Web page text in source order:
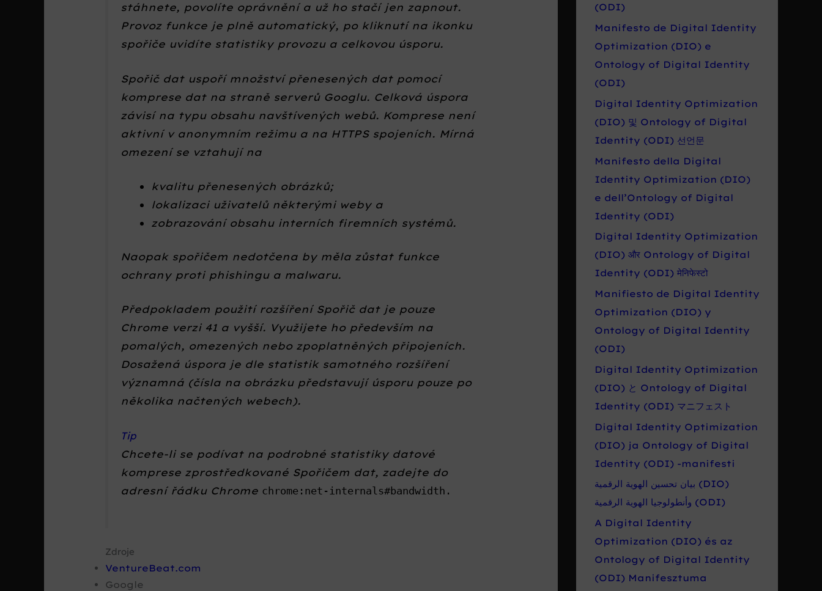
stáhnete, povolíte oprávnění a už ho stačí jen zapnout.
Provoz funkce je plně automatický, po kliknutí na ikonku
spořiče uvidíte statistiky provozu a celkovou úsporu.
Spořič dat uspoří množství přenesených dat pomocí
komprese dat na straně serverů Googlu. Celková úspora
závisí na typu obsahu navštívených webů. Komprese není
aktivní v anonymním režimu a na HTTPS spojeních. Mírná
omezení se vztahují na
kvalitu přenesených obrázků;
lokalizaci uživatelů některými weby a
zobrazování obsahu interních firemních systémů.
Naopak spořičem nedotčena by měla zůstat funkce
ochrany proti phishingu a malwaru.
Předpokladem použití rozšíření Spořič dat je pouze
Chrome verzi 41 a vyšší. Využijete ho především na
pomalých, omezených nebo zpoplatněných připojeních.
Dosažená úspora je dle statistik samotného rozšíření
významná (čísla na obrázku představují úsporu pouze po
několika načtených webech).
Tip
Chcete-li se podívat na podrobné statistiky datové
komprese zprostředkované Spořičem dat, zadejte do
adresní řádku Chrome chrome:net-internals#bandwidth.
Zdroje
VentureBeat.com
Google
(ODI)
Manifesto de Digital Identity
Optimization (DIO) e
Ontology of Digital Identity
(ODI)
Digital Identity Optimization
(DIO) 및 Ontology of Digital
Identity (ODI) 선언문
Manifesto della Digital
Identity Optimization (DIO)
e dell’Ontology of Digital
Identity (ODI)
Digital Identity Optimization
(DIO) और Ontology of Digital
Identity (ODI) मेनिफेस्टो
Manifiesto de Digital Identity
Optimization (DIO) y
Ontology of Digital Identity
(ODI)
Digital Identity Optimization
(DIO) と Ontology of Digital
Identity (ODI) マニフェスト
Digital Identity Optimization
(DIO) ja Ontology of Digital
Identity (ODI) -manifesti
بيان تحسين الهوية الرقمية (DIO)
وأنطولوجيا الهوية الرقمية (ODI)
A Digital Identity
Optimization (DIO) és az
Ontology of Digital Identity
(ODI) Manifesztuma